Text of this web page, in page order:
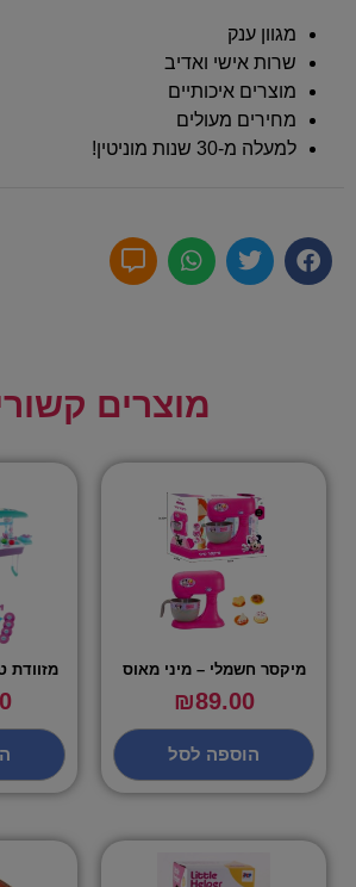
מגוון ענק
שרות אישי ואדיב
מוצרים איכותיים
מחירים מעולים
למעלה מ-30 שנות מוניטין!
מוצרים
מיקסר חשמלי – מיני מאוס
₪89.00
הוספה לסל
מזוודת